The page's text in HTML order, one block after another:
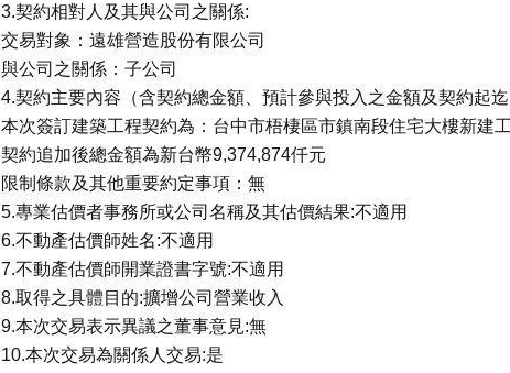
3.契約相對人及其與公司之關係:
交易對象：遠雄營造股份有限公司
與公司之關係：子公司
4.契約主要內容（含契約總金額、預計參與投入之金額及契約起
本次簽訂建築工程契約為：台中市梧棲區市鎮南段住宅大樓新建
契約追加後總金額為新台幣9,374,874仟元
限制條款及其他重要約定事項：無
5.專業估價者事務所或公司名稱及其估價結果:不適用
6.不動產估價師姓名:不適用
7.不動產估價師開業證書字號:不適用
8.取得之具體目的:擴增公司營業收入
9.本次交易表示異議之董事意見:無
10.本次交易為關係人交易:是